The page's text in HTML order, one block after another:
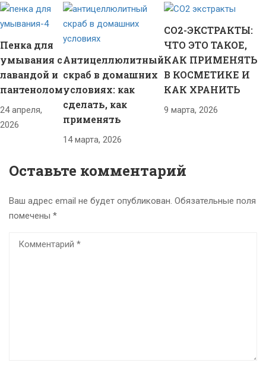
Пенка для
умывания с
лавандой и
пантенолом
24 апреля,
2026
Антицеллюлитный
скраб в домашних
условиях: как
сделать, как
применять
14 марта, 2026
СО2-ЭКСТРАКТЫ:
ЧТО ЭТО ТАКОЕ,
КАК ПРИМЕНЯТЬ
В КОСМЕТИКЕ И
КАК ХРАНИТЬ
9 марта, 2026
Оставьте комментарий
Ваш адрес email не будет опубликован. Обязательные поля
помечены *